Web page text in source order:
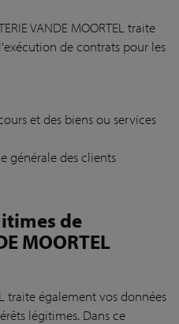
VANDE MOORTEL traite
de contrats pour les
et des biens ou services
générale des clients
de
MOORTEL
traite également vos données
légitimes. Dans ce